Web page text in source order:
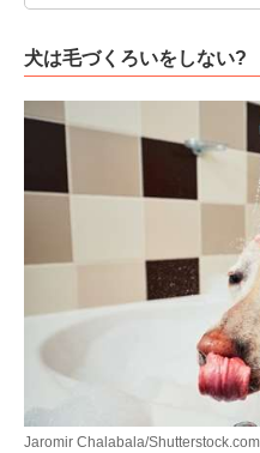
犬は毛づくろいをしない?
Jaromir Chalabala/Shutterstock.com